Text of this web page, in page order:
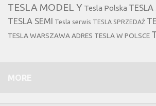
TESLA MODEL Y Tesla Polska TESLA
TESLA SEMI Tesla serwis TESLA SPRZEDAŻ
TESLA WARSZAWA ADRES TESLA W POLSCE
MORE